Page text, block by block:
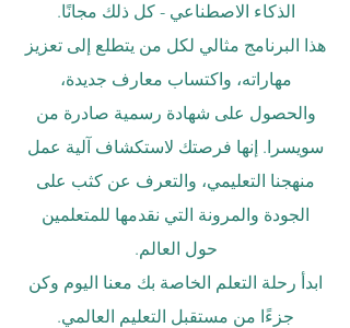
الذكاء الاصطناعي - كل ذلك مجانًا.
هذا البرنامج مثالي لكل من يتطلع إلى تعزيز
مهاراته، واكتساب معارف جديدة،
والحصول على شهادة رسمية صادرة من
سويسرا. إنها فرصتك لاستكشاف آلية عمل
منهجنا التعليمي، والتعرف عن كثب على
الجودة والمرونة التي نقدمها للمتعلمين
حول العالم.
ابدأ رحلة التعلم الخاصة بك معنا اليوم وكن
جزءًا من مستقبل التعليم العالمي.